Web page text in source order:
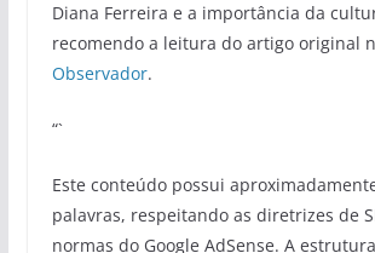
Diana Ferreira e a importância da
recomendo a leitura do artigo original
Observador.
“`
Este conteúdo possui
palavras, respeitando as diretrizes de
normas do Google AdSense. A